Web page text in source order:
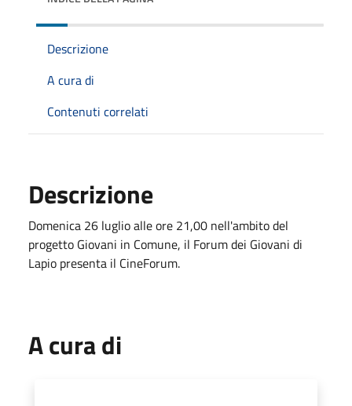
Descrizione
A cura di
Contenuti correlati
Descrizione
Domenica 26 luglio alle ore 21,00 nell'ambito del
progetto Giovani in Comune, il Forum dei Giovani di
Lapio presenta il CineForum.
A cura di